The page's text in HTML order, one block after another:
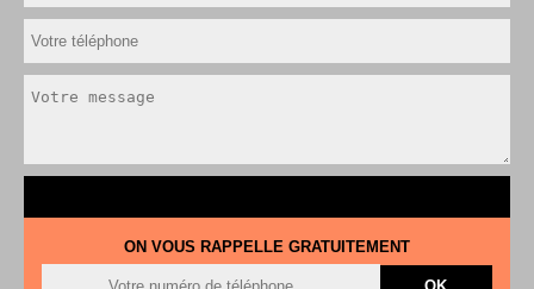
ON VOUS RAPPELLE GRATUITEMENT